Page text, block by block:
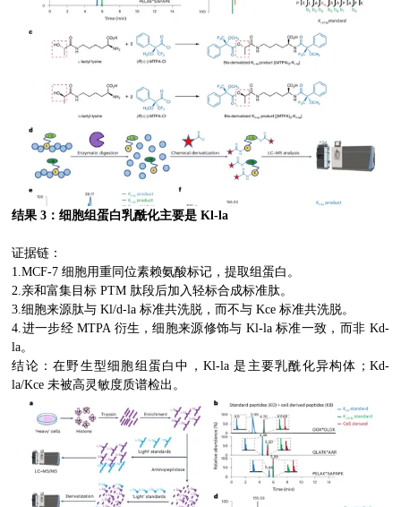
结果 3：细胞组蛋白乳酰化主要是 Kl-la
证据链：
1.MCF-7 细胞用重同位素赖氨酸标记，提取组蛋白。
2.亲和富集目标 PTM 肽段后加入轻标合成标准肽。
3.细胞来源肽与 Kl/d-la 标准共洗脱，而不与 Kce 标准共洗脱。
4.进一步经 MTPA 衍生，细胞来源修饰与 Kl-la 标准一致，而非 Kd-
la。
结论：在野生型细胞组蛋白中，Kl-la 是主要乳酰化异构体；Kd-
la/Kce 未被高灵敏度质谱检出。